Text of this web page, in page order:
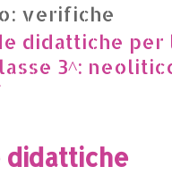
verifiche
didattiche
3^:
didattiche